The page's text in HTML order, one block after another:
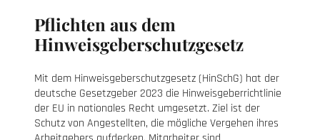
Pflichten aus dem
Hinweisgeberschutzgesetz
Mit dem Hinweisgeberschutzgesetz(HinSchG) hat der
deutsche Gesetzgeber 2023 die Hinweisgeberrichtlinie
der EU in nationales Recht umgesetzt. Ziel ist der
Schutz von Angestellten, die mögliche Vergehen ihres